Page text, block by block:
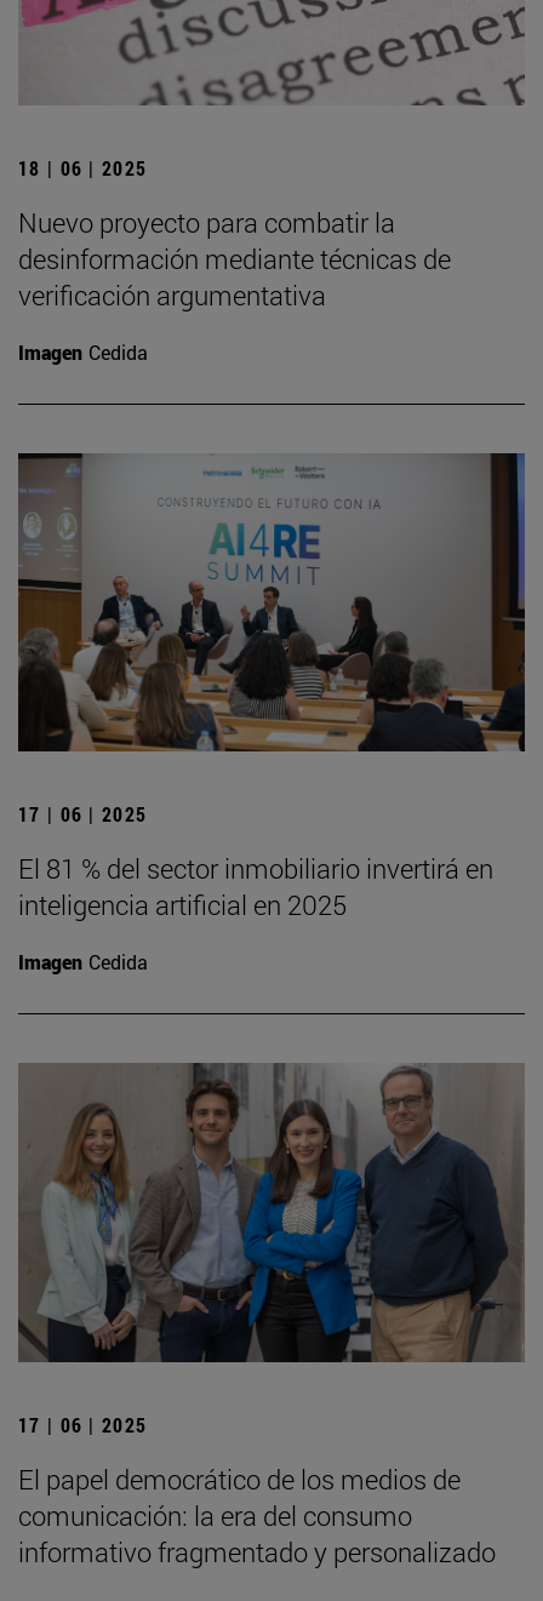
18 | 06 | 2025
Nuevo proyecto para combatir la
desinformación mediante técnicas de
verificación argumentativa
Imagen Cedida
17 | 06 | 2025
El 81 % del sector inmobiliario invertirá en
inteligencia artificial en 2025
Imagen Cedida
17 | 06 | 2025
El papel democrático de los medios de
comunicación: la era del consumo
informativo fragmentado y personalizado